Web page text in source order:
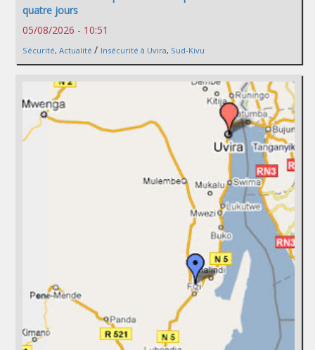
quatre jours
05/08/2026 - 10:51
Sécurité, Actualité / Insécurité à Uvira, Sud-Kivu